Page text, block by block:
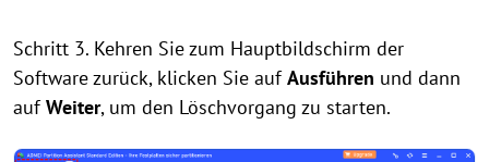
Schritt 3. Kehren Sie zum Hauptbildschirm der
Software zurück, klicken Sie aufAusführen und dann
aufWeiter, um den Löschvorgang zu starten.